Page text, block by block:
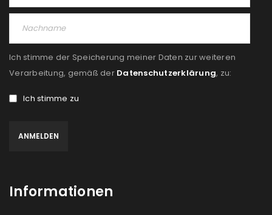
PASSWORT VERGESSEN?
REGISTRIEREN
E-Mail-Adresse
NEWSLETTER ABONNIEREN
Ich stimme der Speicherung meiner Daten zur weiteren
Verarbeitung, gemäß der Datenschutzerklärung, zu:
Ich stimme zu
Informationen